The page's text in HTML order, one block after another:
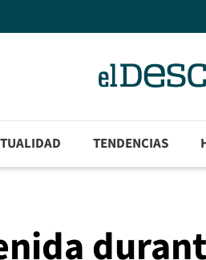
TENDENCIAS